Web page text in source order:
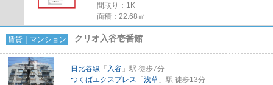
間取り：1K
面積：22.68㎡
賃貸｜マンション クリオ入谷壱番館
日比谷線 「 入谷 」駅 徒歩7分
つくばエクスプレス 「 浅草 」駅 徒歩13分